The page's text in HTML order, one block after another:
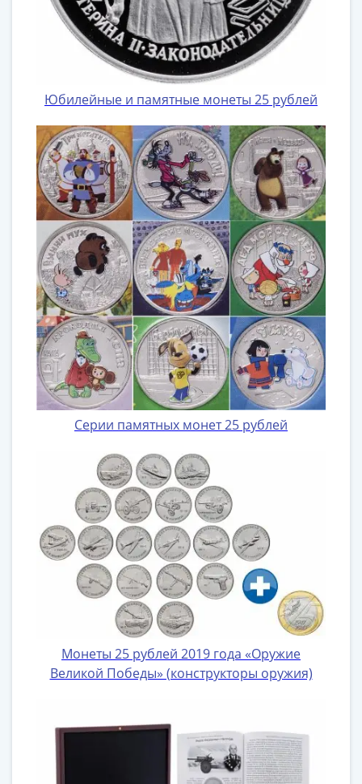
Юбилейные и памятные монеты 25 рублей
Серии памятных монет 25 рублей
Монеты 25 рублей 2019 года «Оружие
Великой Победы» (конструкторы оружия)